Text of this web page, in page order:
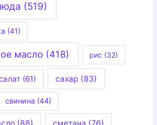
(519)
(41)
масло (418) рис (32)
(61) сахар (83)
свинина (44)